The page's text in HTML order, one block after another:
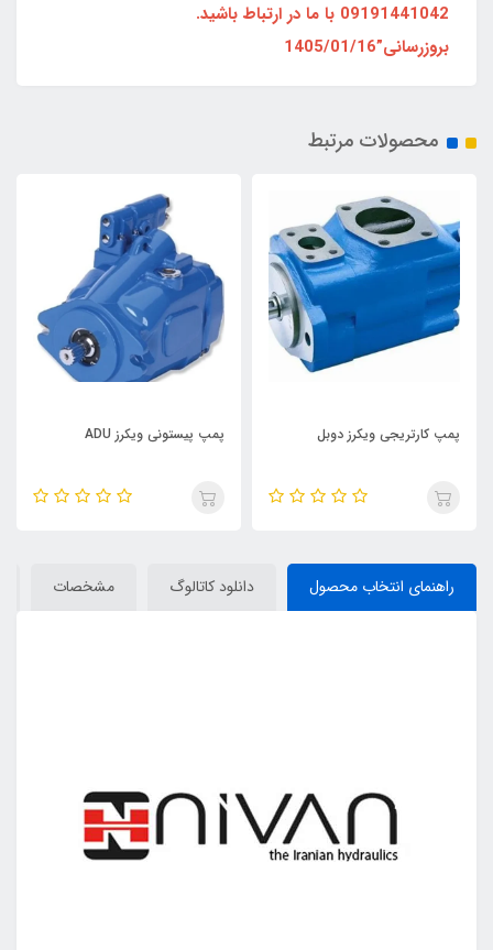
09191441042 با ما در ارتباط باشید.
بروزرسانی”1405/01/16
محصولات مرتبط
پمپ کارتریجی ویکرز دوبل پمپ پیستونی ویکرز ADU
راهنمای انتخاب محصول دانلود کاتالوگ مشخصات